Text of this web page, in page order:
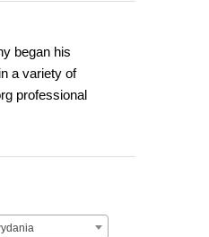
began his
a variety of
professional